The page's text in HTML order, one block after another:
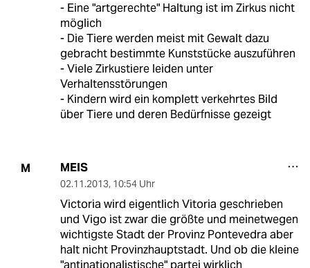
- Eine "artgerechte" Haltung ist im Zirkus nicht
möglich
- Die Tiere werden meist mit Gewalt dazu
gebracht bestimmte Kunststücke auszuführen
- Viele Zirkustiere leiden unter
Verhaltensstörungen
- Kindern wird ein komplett verkehrtes Bild
über Tiere und deren Bedürfnisse gezeigt
M MEIS
02.11.2013, 10:54 Uhr
Victoria wird eigentlich Vitoria geschrieben
und Vigo ist zwar die größte und meinetwegen
wichtigste Stadt der Provinz Pontevedra aber
halt nicht Provinzhauptstadt. Und ob die kleine
"antinationalistische" partei wirklich